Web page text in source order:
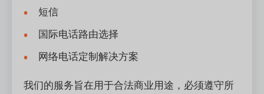
短信
国际电话路由选择
网络电话定制解决方案
我们的服务旨在用于合法商业用途，必须遵守所